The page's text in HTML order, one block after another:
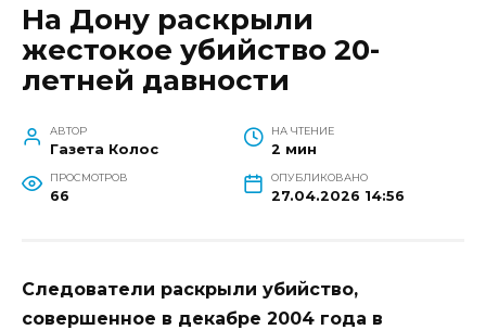
На Дону раскрыли
жестокое убийство 20-
летней давности
АВТОР
Газета Колос
НА ЧТЕНИЕ
2 мин
ПРОСМОТРОВ
66
ОПУБЛИКОВАНО
27.04.2026 14:56
Следователи раскрыли убийство,
совершенное в декабре 2004 года в